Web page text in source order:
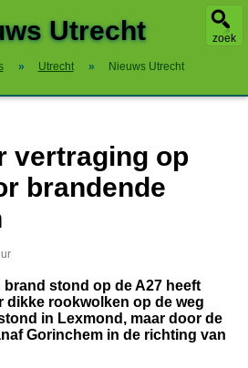
zoek
Utrecht
» Utrecht » Nieuws Utrecht
vertraging op
brandende
brand stond op de A27 heeft
dikke rookwolken op de weg
in Lexmond, maar door de
Gorinchem in de richting van